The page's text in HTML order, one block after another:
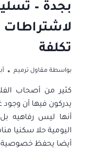
بجدة –
لاشتراطات
تكلفة
بواسطة مقاول ترميم
كثير من أصحاب
يدركون فيها أن
أنها ليس رفاهيه
اليومية حلا سكنيا
أيضا يحفظ خصوصية